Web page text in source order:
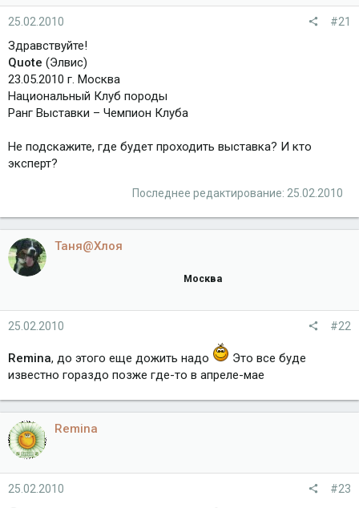
25.02.2010 #21
Здравствуйте!
Quote (Элвис)
23.05.2010 г. Москва
Национальный Клуб породы
Ранг Выставки – Чемпион Клуба
Не подскажите, где будет проходить выставка? И кто
эксперт?
Последнее редактирование: 25.02.2010
Таня@Хлоя
Москва
25.02.2010 #22
Remina, до этого еще дожить надо
Это все буде
известно гораздо позже где-то в апреле-мае
Remina
25.02.2010 #23